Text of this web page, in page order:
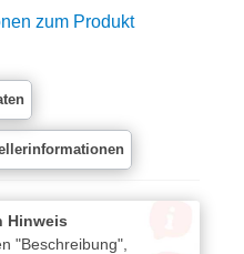
zum Produkt
Hinweis
"Beschreibung",